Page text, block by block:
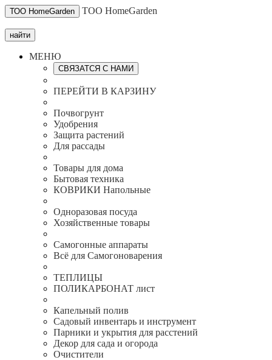
ТОО HomeGarden ТОО HomeGarden
найти
МЕНЮ
СВЯЗАТСЯ С НАМИ
ПЕРЕЙТИ В КАРЗИНУ
Почвогрунт
Удобрения
Защита растений
Для рассады
Товары для дома
Бытовая техника
КОВРИКИ Напольные
Одноразовая посуда
Хозяйственные товары
Самогонные аппараты
Всё для Самогоноварения
ТЕПЛИЦЫ
ПОЛИКАРБОНАТ лист
Капельный полив
Садовый инвентарь и инструмент
Парники и укрытия для расстений
Декор для сада и огорода
Очистители